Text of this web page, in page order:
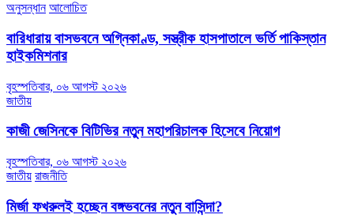
অনুসন্ধান আলোচিত
বারিধারায় বাসভবনে অগ্নিকাণ্ড, সস্ত্রীক হাসপাতালে ভর্তি পাকিস্তান
হাইকমিশনার
বৃহস্পতিবার, ০৬ আগস্ট ২০২৬
জাতীয়
কাজী জেসিনকে বিটিভির নতুন মহাপরিচালক হিসেবে নিয়োগ
বৃহস্পতিবার, ০৬ আগস্ট ২০২৬
জাতীয় রাজনীতি
মির্জা ফখরুলই হচ্ছেন বঙ্গভবনের নতুন বাসিন্দা?